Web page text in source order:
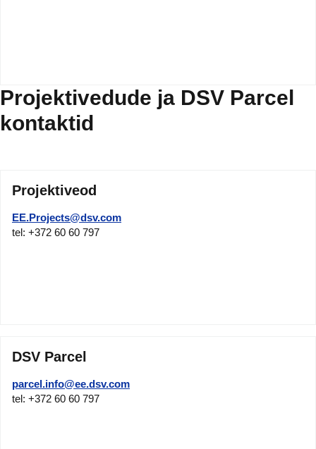
Projektivedude ja DSV Parcel
kontaktid
Projektiveod
EE.Projects@dsv.com
tel: +372 60 60 797
DSV Parcel
parcel.info@ee.dsv.com
tel: +372 60 60 797